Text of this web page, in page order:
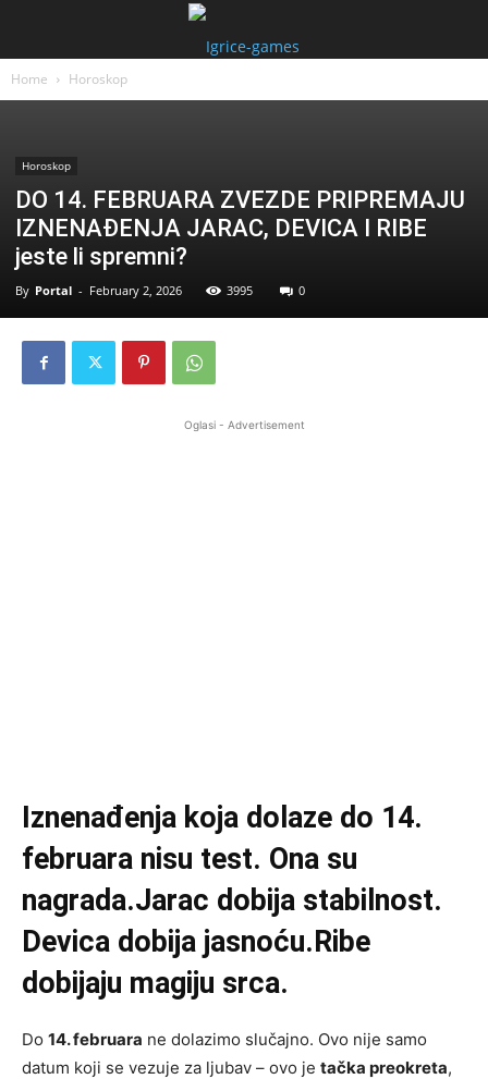
Home Horoskop
Horoskop
DO 14. FEBRUARA ZVEZDE PRIPREMAJU
IZNENAĐENJA JARAC, DEVICA I RIBE
jeste li spremni?
By Portal - February 2, 2026 3995 0
Oglasi - Advertisement
Iznenađenja koja dolaze do 14.
februara nisu test. Ona su
nagrada.Jarac dobija stabilnost.
Devica dobija jasnoću.Ribe
dobijaju magiju srca.
Do 14. februara ne dolazimo slučajno. Ovo nije samo
datum koji se vezuje za ljubav – ovo je tačka preokreta,